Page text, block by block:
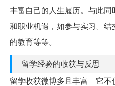
丰富自己的人生履历。与此
和职业机遇，如参与实习、
的教育等等。
留学经验的收获与反思
留学收获微博多且丰富，它